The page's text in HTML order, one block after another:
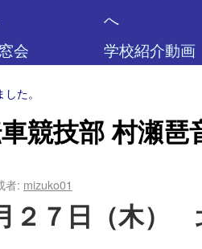
へ
会 学校紹介動画
た。
競技部 村瀬
者: mizuko01
２７日（木）